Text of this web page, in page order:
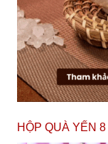
HỘP QUÀ YẾN 8